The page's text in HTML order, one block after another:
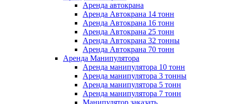
Аренда автокрана
Аренда Автокрана 14 тонн
Аренда Автокрана 16 тонн
Аренда Автокрана 25 тонн
Аренда Автокрана 32 тонны
Аренда Автокрана 70 тонн
Аренда Манипулятора
Аренда манипулятора 10 тонн
Аренда манипулятора 3 тонны
Аренда манипулятора 5 тонн
Аренда манипулятора 7 тонн
Манипулятор заказать